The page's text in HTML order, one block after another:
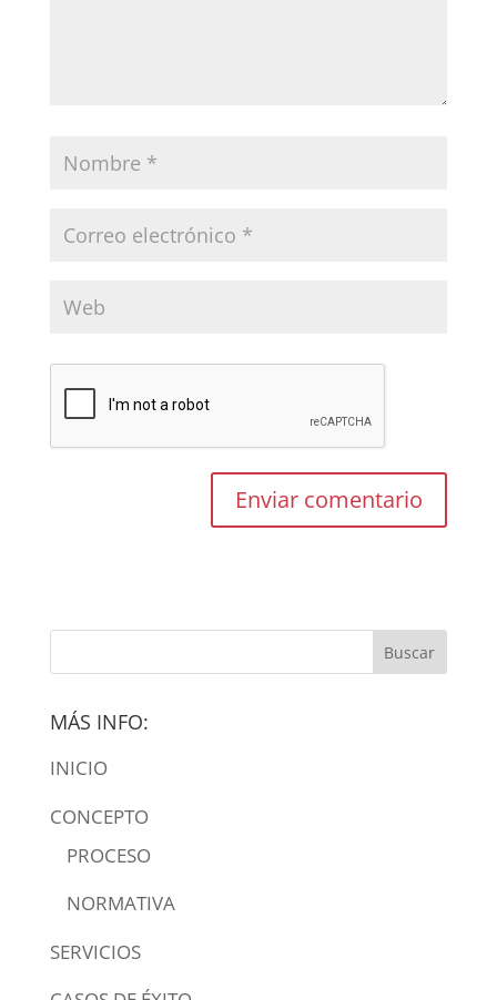
MÁS INFO:
INICIO
CONCEPTO
PROCESO
NORMATIVA
SERVICIOS